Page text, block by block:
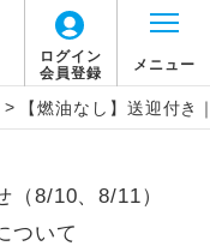
ログイン
会員登録
メニュー
> 【燃油なし】送迎付
（8/10、8/11）
ついて
れておりませ
す。
追加代金でご参
可否は後日回答さ
説明
から復路到着空港
す。